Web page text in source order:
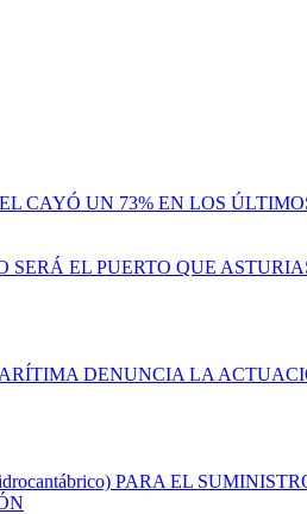
CAYÓ UN 73% EN LOS
SERÁ EL PUERTO QUE
DENUNCIA LA
PARA EL